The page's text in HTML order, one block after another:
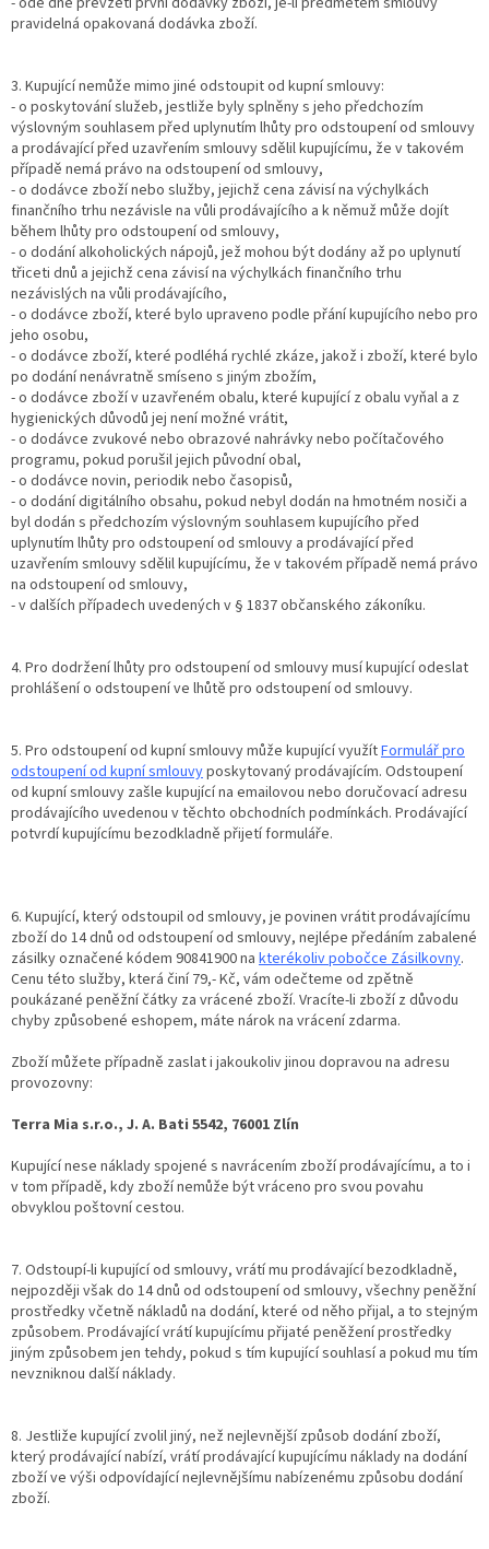
pravidelná opakovaná dodávka zboží.
3. Kupující nemůže mimo jiné odstoupit od kupní smlouvy:
- o poskytování služeb, jestliže byly splněny s jeho předchozím
výslovným souhlasem před uplynutím lhůty pro odstoupení od smlouvy
a prodávající před uzavřením smlouvy sdělil kupujícímu, že v takovém
případě nemá právo na odstoupení od smlouvy,
- o dodávce zboží nebo služby, jejichž cena závisí na výchylkách
finančního trhu nezávisle na vůli prodávajícího a k němuž může dojít
během lhůty pro odstoupení od smlouvy,
- o dodání alkoholických nápojů, jež mohou být dodány až po uplynutí
třiceti dnů a jejichž cena závisí na výchylkách finančního trhu
nezávislých na vůli prodávajícího,
- o dodávce zboží, které bylo upraveno podle přání kupujícího nebo pro
jeho osobu,
- o dodávce zboží, které podléhá rychlé zkáze, jakož i zboží, které bylo
po dodání nenávratně smíseno s jiným zbožím,
- o dodávce zboží v uzavřeném obalu, které kupující z obalu vyňal a z
hygienických důvodů jej není možné vrátit,
- o dodávce zvukové nebo obrazové nahrávky nebo počítačového
programu, pokud porušil jejich původní obal,
- o dodávce novin, periodik nebo časopisů,
- o dodání digitálního obsahu, pokud nebyl dodán na hmotném nosiči a
byl dodán s předchozím výslovným souhlasem kupujícího před
uplynutím lhůty pro odstoupení od smlouvy a prodávající před
uzavřením smlouvy sdělil kupujícímu, že v takovém případě nemá právo
na odstoupení od smlouvy,
- v dalších případech uvedených v § 1837 občanského zákoníku.
4. Pro dodržení lhůty pro odstoupení od smlouvy musí kupující odeslat
prohlášení o odstoupení ve lhůtě pro odstoupení od smlouvy.
5. Pro odstoupení od kupní smlouvy může kupující využítFormulář pro
odstoupení od kupní smlouvyposkytovaný prodávajícím. Odstoupení
od kupní smlouvy zašle kupující na emailovou nebo doručovací adresu
prodávajícího uvedenou v těchto obchodních podmínkách. Prodávající
potvrdí kupujícímu bezodkladně přijetí formuláře.
6. Kupující, který odstoupil od smlouvy, je povinen vrátit prodávajícímu
zboží do 14 dnů od odstoupení od smlouvy, nejlépe předáním zabalené
zásilky označené kódem 90841900 na kterékoliv pobočce Zásilkovny.
Cenu této služby, která činí 79,- Kč, vám odečteme od zpětně
poukázané peněžní čátky za vrácené zboží. Vracíte-li zboží z důvodu
chyby způsobené eshopem, máte nárok na vrácení zdarma.
Zboží můžete případně zaslat i jakoukoliv jinou dopravou na adresu
provozovny:
Terra Mia s.r.o., J. A. Bati 5542, 76001 Zlín
Kupující nese náklady spojené s navrácením zboží prodávajícímu, a to i
v tom případě, kdy zboží nemůže být vráceno pro svou povahu
obvyklou poštovní cestou.
7. Odstoupí-li kupující od smlouvy, vrátí mu prodávající bezodkladně,
nejpozději však do 14 dnů od odstoupení od smlouvy, všechny peněžní
prostředky včetně nákladů na dodání, které od něho přijal, a to stejným
způsobem. Prodávající vrátí kupujícímu přijaté peněžení prostředky
jiným způsobem jen tehdy, pokud s tím kupující souhlasí a pokud mu tím
nevzniknou další náklady.
8. Jestliže kupující zvolil jiný, než nejlevnější způsob dodání zboží,
který prodávající nabízí, vrátí prodávající kupujícímu náklady na dodání
zboží ve výši odpovídající nejlevnějšímu nabízenému způsobu dodání
zboží.